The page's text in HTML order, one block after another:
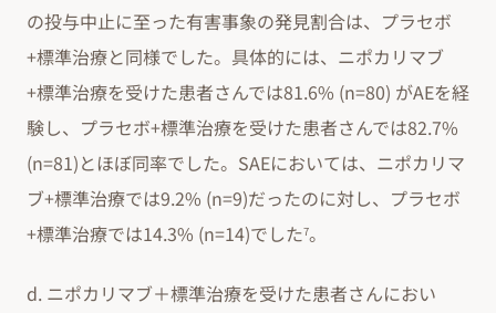
の投与中止に至った有害事象の発見割合は、プラセボ
+標準治療と同様でした。具体的には、ニポカリマブ
+標準治療を受けた患者さんでは81.6% (n=80) がAEを経
験し、プラセボ+標準治療を受けた患者さんでは82.7%
(n=81)とほぼ同率でした。SAEにおいては、ニポカリマ
ブ+標準治療では9.2% (n=9)だったのに対し、プラセボ
+標準治療では14.3% (n=14)でした7。
d. ニポカリマブ＋標準治療を受けた患者さんにおい